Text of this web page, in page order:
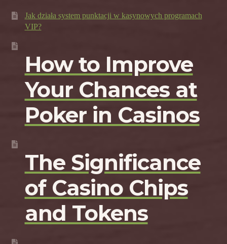
Jak działa system punktacji w kasynowych programach
VIP?
How to Improve
Your Chances at
Poker in Casinos
The Significance
of Casino Chips
and Tokens